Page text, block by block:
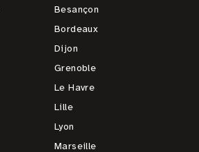
Besançon
Bordeaux
Dijon
Grenoble
Le Havre
Lille
Lyon
Marseille